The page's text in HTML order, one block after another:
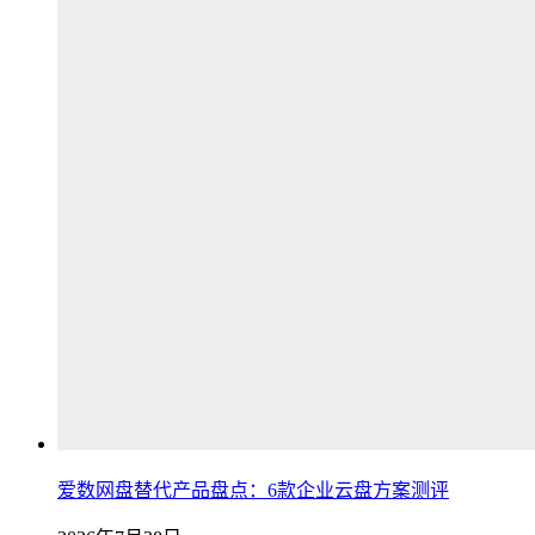
爱数网盘替代产品盘点：6款企业云盘方案测评